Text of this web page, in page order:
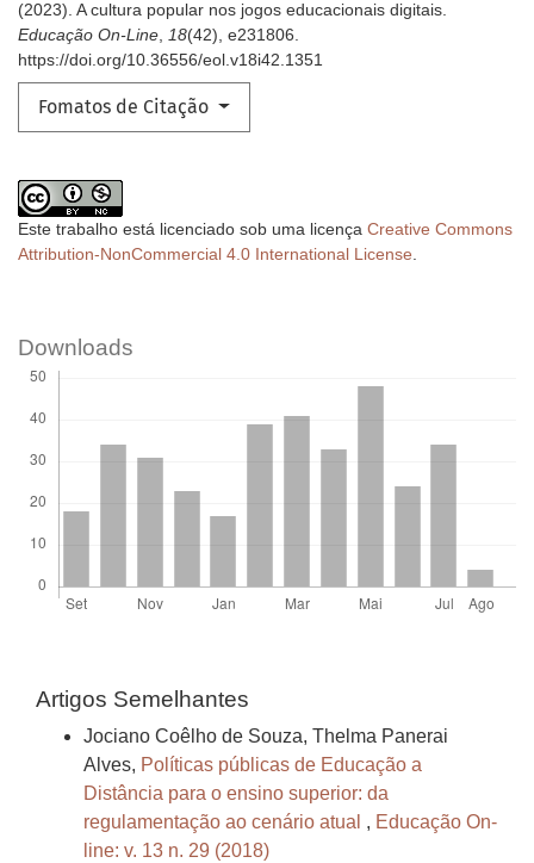
(2023). A cultura popular nos jogos educacionais digitais.
Educação On-Line, 18(42), e231806.
https://doi.org/10.36556/eol.v18i42.1351
Fomatos de Citação
Este trabalho está licenciado sob uma licença Creative Commons
Attribution-NonCommercial 4.0 International License.
Downloads
Artigos Semelhantes
Jociano Coêlho de Souza, Thelma Panerai
Alves, Políticas públicas de Educação a
Distância para o ensino superior: da
regulamentação ao cenário atual , Educação On-
line: v. 13 n. 29 (2018)